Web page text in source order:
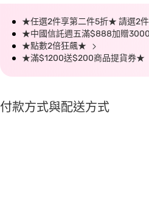
★任選2件享第二件5折★ 請選2
★中國信託週五滿$888加贈
★點數2倍狂飆★
★滿$1200送$200商品提貨券★
付款方式與配送方式